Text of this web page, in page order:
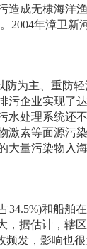
造成无棣海洋
2004年漳卫新
防为主、重防
污企业实现了
水处理系统还
素等面源污
量污染物入
34.5%)和船舶
，据估计，辖
发，影响也